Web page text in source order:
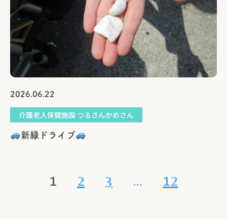
2026.06.22
介護老人保健施設 つるさんかめさん
新緑ドライブ
1 2 3 … 12